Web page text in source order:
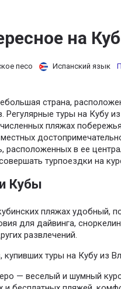
на
песо Испанский язык
страна,
Регулярные туры на Кубу
пляжах
расположенных в ее
турпоездки на
Кубы
пляжах удобный,
для дайвинга,
развлечений.
купивших туры на Кубу из
— веселый и шумный